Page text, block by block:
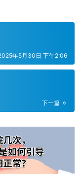
年5月30日 下午2:06
下一篇